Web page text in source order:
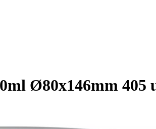
Ø80x146mm 405